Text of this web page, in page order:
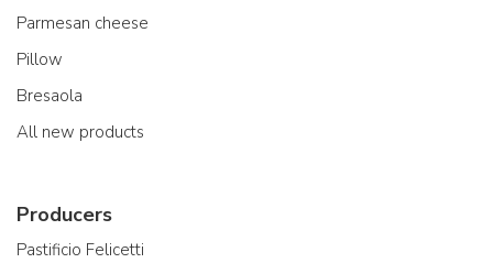
Parmesan cheese
Pillow
Bresaola
All new products
Producers
Pastificio Felicetti